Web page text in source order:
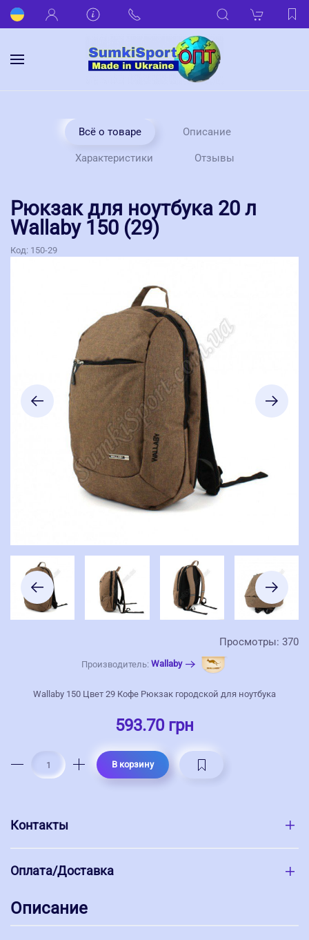
Всё о товаре Описание
Характеристики Отзывы
Рюкзак для ноутбука 20 л
Wallaby 150 (29)
Код: 150-29
Просмотры: 370
Производитель: Wallaby
Wallaby 150 Цвет 29 Кофе Рюкзак городской для ноутбука
593.70 грн
В корзину
Контакты
Оплата/Доставка
Описание